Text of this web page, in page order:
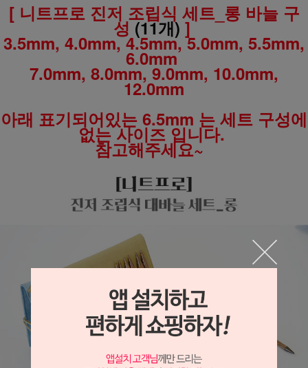
[ 니트프로 진저 조립식 세트_롱 바늘 구
성(11개) ]
3.5mm, 4.0mm, 4.5mm, 5.0mm, 5.5mm,
6.0mm
7.0mm, 8.0mm, 9.0mm, 10.0mm,
12.0mm
아래 표기되어있는 6.5mm 는 세트 구성에
없는 사이즈 입니다.
참고해주세요~